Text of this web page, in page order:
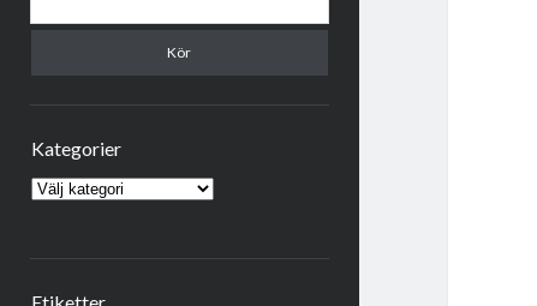
Kategorier
Kategorier
Etiketter